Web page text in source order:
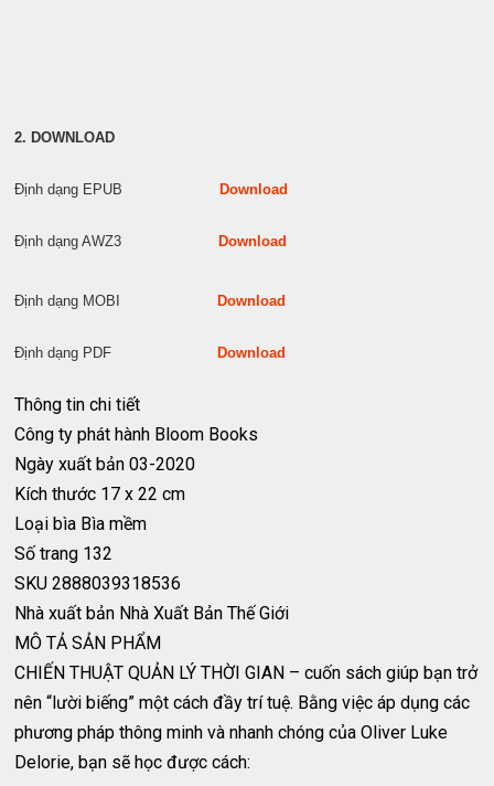
2. DOWNLOAD
Định dạng EPUB Download
Định dạng AWZ3 Download
Định dạng MOBI Download
Định dạng PDF Download
Thông tin chi tiết
Công ty phát hành Bloom Books
Ngày xuất bản 03-2020
Kích thước 17 x 22 cm
Loại bìa Bìa mềm
Số trang 132
SKU 2888039318536
Nhà xuất bản Nhà Xuất Bản Thế Giới
MÔ TẢ SẢN PHẨM
CHIẾN THUẬT QUẢN LÝ THỜI GIAN – cuốn sách giúp bạn trở
nên “lười biếng” một cách đầy trí tuệ. Bằng việc áp dụng các
phương pháp thông minh và nhanh chóng của Oliver Luke
Delorie, bạn sẽ học được cách: